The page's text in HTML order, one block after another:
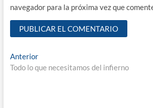
navegador para la próxima vez que
Navegación
de
AnteriorEntrada
anterior:
Todo lo que necesitamos del infierno